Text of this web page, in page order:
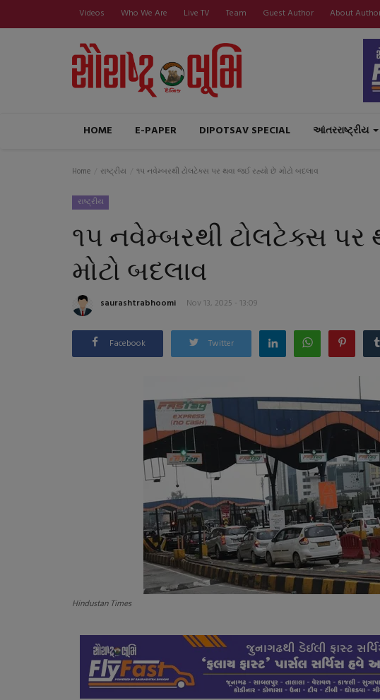
Videos Who We Are Live TV Team Guest Author About
HOME E-PAPER DIPOTSAV SPECIAL આંતરરાષ્ટ્રીય
Home રાષ્ટ્રીય ૧૫ નવેમ્બરથી ટોલટેક્સ પર થવા જઈ રહ્યો છે મોટો બદલાવ
રાષ્ટ્રીય
૧૫ નવેમ્બરથી ટોલટેક્સ પર
મોટો બદલાવ
saurashtrabhoomi Nov 13, 2025 - 13:09
Facebook Twitter
Hindustan Times